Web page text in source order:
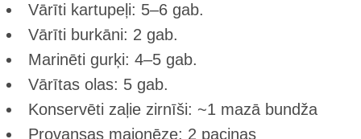
Vārīti kartupeļi: 5–6 gab.
Vārīti burkāni: 2 gab.
Marinēti gurķi: 4–5 gab.
Vārītas olas: 5 gab.
Konservēti zaļie zirnīši: ~1 mazā bundža
Provansas majonēze: 2 paciņas